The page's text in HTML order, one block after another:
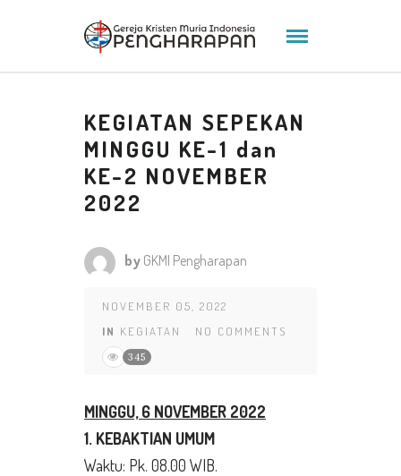
KEGIATAN SEPEKAN
MINGGU KE-1 dan
KE-2 NOVEMBER
2022
by GKMI Pengharapan
NOVEMBER 05, 2022
IN KEGIATAN NO COMMENTS
345
MINGGU, 6 NOVEMBER 2022
1. KEBAKTIAN UMUM
Waktu: Pk. 08.00 WIB.